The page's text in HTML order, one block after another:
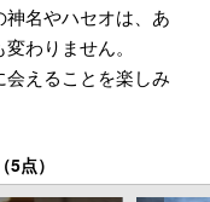
名やハセオは、あ
わりません。
えることを楽しみ
点）